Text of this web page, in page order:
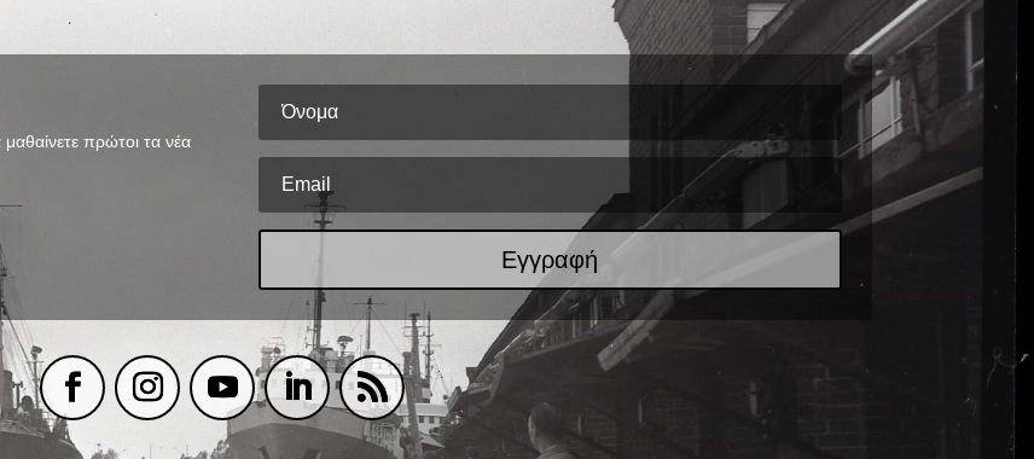
πρώτοι τα νέα
Εγγραφή